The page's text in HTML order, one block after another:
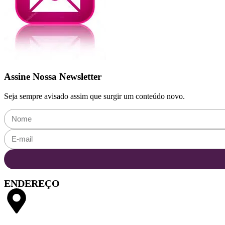
Assine Nossa Newsletter
Seja sempre avisado assim que surgir um conteúdo novo.
ENDEREÇO